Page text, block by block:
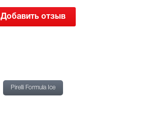
Добавить отзыв
Pirelli Formula Ice